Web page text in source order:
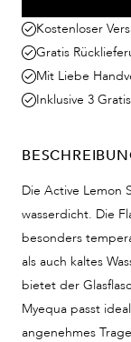
Kostenloser
Gratis
Mit Liebe
Inklusive 3
Die Active Lemon
wasserdicht. Die
besonders
als auch kaltes
bietet der
Myequa passt
angenehmes